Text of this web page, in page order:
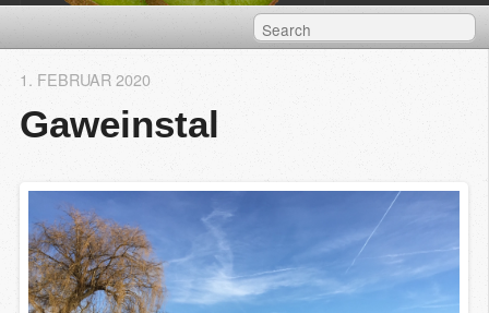
Gaweinstal
1. FEBRUAR 2020